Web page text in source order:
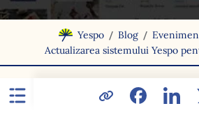
Yespo / Blog /
Actualizarea sistemului Yespo
YOUR DATA